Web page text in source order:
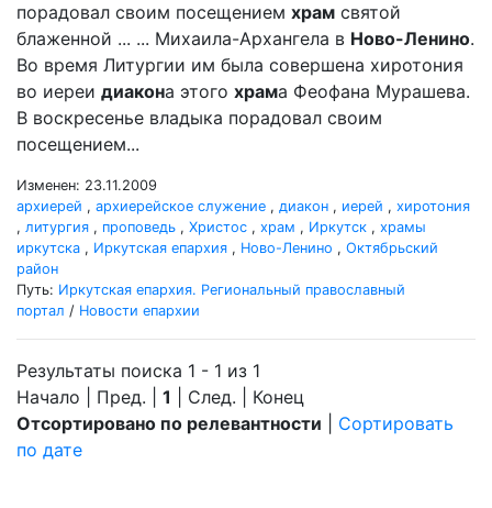
порадовал своим посещением храм святой
блаженной ... ... Михаила-Архангела в Ново-Ленино.
Во время Литургии им была совершена хиротония
во иереи диакона этого храма Феофана Мурашева.
В воскресенье владыка порадовал своим
посещением...
Изменен: 23.11.2009
архиерей , архиерейское служение , диакон , иерей , хиротония
, литургия , проповедь , Христос , храм , Иркутск , храмы
иркутска , Иркутская епархия , Ново-Ленино , Октябрьский
район
Путь: Иркутская епархия. Региональный православный
портал / Новости епархии
Результаты поиска 1 - 1 из 1
Начало | Пред. | 1 | След. | Конец
Отсортировано по релевантности
Сортировать
по дате